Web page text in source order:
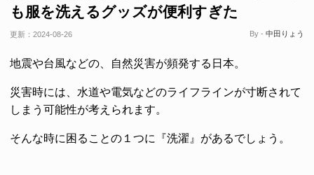
も服を洗えるグッズが便利すぎた
更新： 2024-08-26 By - 中田りょう
地震や台風などの、自然災害が頻発する日本。
災害時には、水道や電気などのライフラインが寸断されて
しまう可能性が考えられます。
そんな時に困ることの１つに『洗濯』があるでしょう。